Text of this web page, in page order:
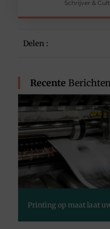
Schrijver &
Delen :
Recente
Printing op maat laat